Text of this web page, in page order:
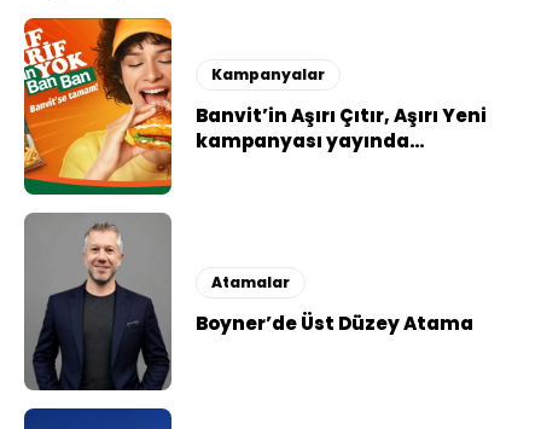
Kampanyalar
Banvit’in Aşırı Çıtır, Aşırı Yeni
kampanyası yayında…
Atamalar
Boyner’de Üst Düzey Atama